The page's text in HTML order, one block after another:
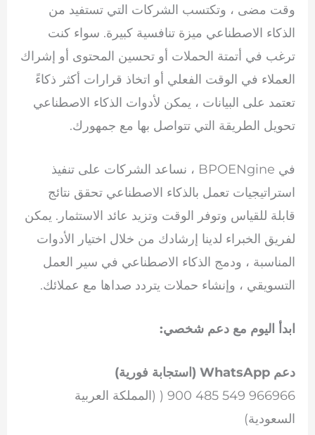
وقت مضى ، وتكتسب الشركات التي تستفيد من
الذكاء الاصطناعي ميزة تنافسية كبيرة. سواء كنت
ترغب في أتمتة الحملات أو تحسين المحتوى أو إشراك
العملاء في الوقت الفعلي أو اتخاذ قرارات أكثر ذكاءً
تعتمد على البيانات ، يمكن لأدوات الذكاء الاصطناعي
تحويل الطريقة التي تتواصل بها مع جمهورك.
في BPOENgine ، نساعد الشركات على تنفيذ
استراتيجيات تعمل بالذكاء الاصطناعي تحقق نتائج
قابلة للقياس وتوفر الوقت وتزيد عائد الاستثمار. يمكن
لفريق الخبراء لدينا إرشادك من خلال اختيار الأدوات
المناسبة ، ودمج الذكاء الاصطناعي في سير العمل
التسويقي ، وإنشاء حملات يتردد صداها مع عملائك.
ابدأ اليوم مع دعم شخصي:
دعم WhatsApp (استجابة فورية)
966966 549 485 900 ( (المملكة العربية
السعودية)